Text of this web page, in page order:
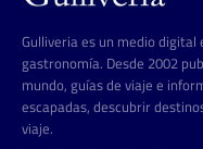
Gulliveria es un medio
gastronomía. Desde 2002
mundo, guías de viaje e
escapadas, descubrir
viaje.